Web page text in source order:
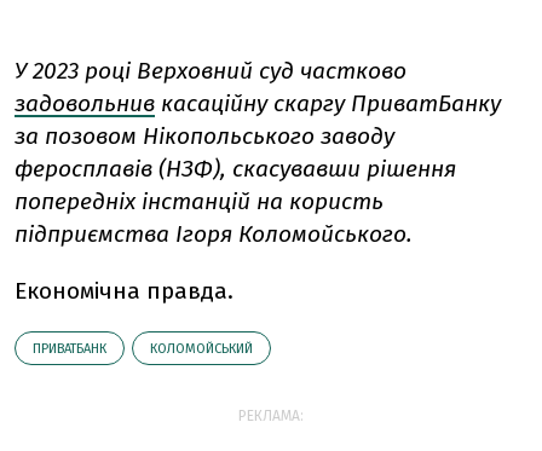
У 2023 році Верховний суд частково
задовольнив касаційну скаргу ПриватБанку
за позовом Нікопольського заводу
феросплавів (НЗФ), скасувавши рішення
попередніх інстанцій на користь
підприємства Ігоря Коломойського.
Економічна правда.
ПРИВАТБАНК КОЛОМОЙСЬКИЙ
РЕКЛАМА: